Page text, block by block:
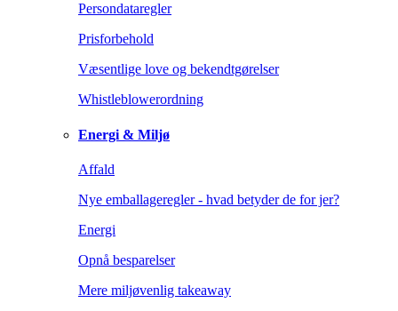
Persondataregler
Prisforbehold
Væsentlige love og bekendtgørelser
Whistleblowerordning
Energi & Miljø
Affald
Nye emballageregler - hvad betyder de for jer?
Energi
Opnå besparelser
Mere miljøvenlig takeaway